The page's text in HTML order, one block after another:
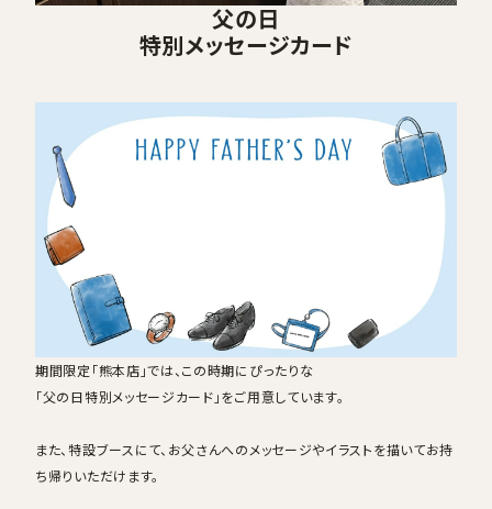
父の日
特別メッセージカード
期間限定「熊本店」では、この時期にぴったりな
「父の日特別メッセージカード」をご用意しています。
また、特設ブースにて、お父さんへのメッセージやイラストを描いてお持
ち帰りいただけます。